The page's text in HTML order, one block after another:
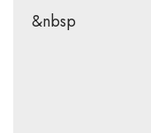
&nbsp